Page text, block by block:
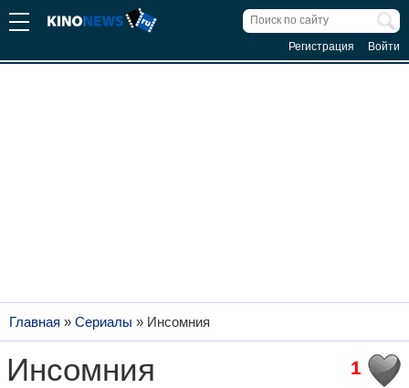
Регистрация Войти
Главная » Сериалы » Инсомния
1
Инсомния